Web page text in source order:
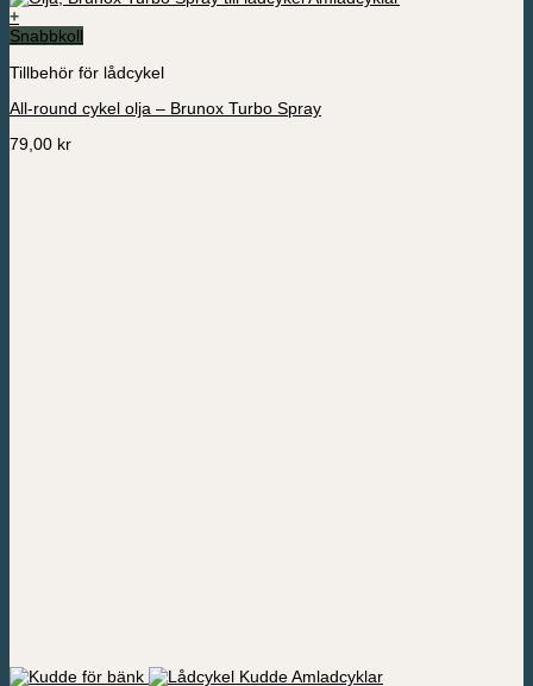
+
Snabbkoll
Tillbehör för lådcykel
All-round cykel olja – Brunox Turbo Spray
79,00 kr